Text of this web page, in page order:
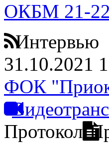
ОКБМ 21-22
Интервью
31.10.2021
ФОК
Протокол